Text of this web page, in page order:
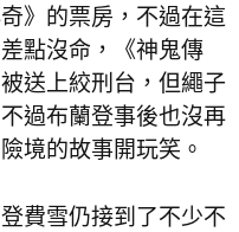
》的票房，不過在這
點沒命，《神鬼傳
送上絞刑台，但繩子
過布蘭登事後也沒再
境的故事開玩笑。
費雪仍接到了不少不